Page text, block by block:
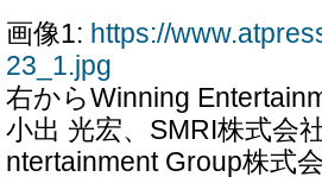
画像1: https://
23_1.jpg
右からWinning
小出 光宏、SMRI株式会
ntertainment Group株式